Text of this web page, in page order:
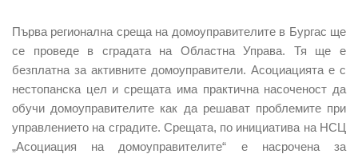
Първа регионална среща на домоуправителите в Бургас ще
се проведев сградата на Областна Управа. Тя ще е
безплатна за активните домоуправители. Асоциацията е с
нестопанска цел и срещата има практична насоченост да
обучи домоуправителите как да решават проблемите при
управлението на сградите. Срещата, по инициатива на НСЦ
„Асоциация на домоуправителите“ е насрочена за